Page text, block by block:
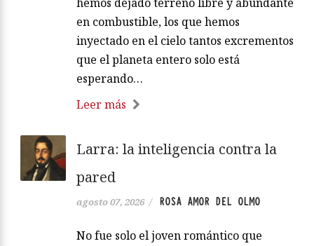
en combustible, los que hemos
inyectado en el cielo tantos excrementos
que el planeta entero solo está
esperando…
Leer más
Larra: la inteligencia contra la
pared
agosto 07, 2026 / ROSA AMOR DEL OLMO
No fue solo el joven romántico que